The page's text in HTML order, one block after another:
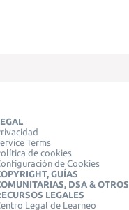
Terms
de cookies
de Cookies
GUÍAS
DSA & OTROS
LEGALES
Legal de Learneo